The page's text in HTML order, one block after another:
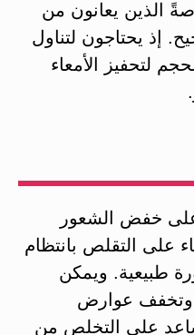
الذين يعانون من
إذ يحتاجون لتناول
لتحفيز الأمعاء
على خفض الشعور
على التقلص بانتظام
طبيعية. ويمكن
وتخفف عوارض
على التخلص من